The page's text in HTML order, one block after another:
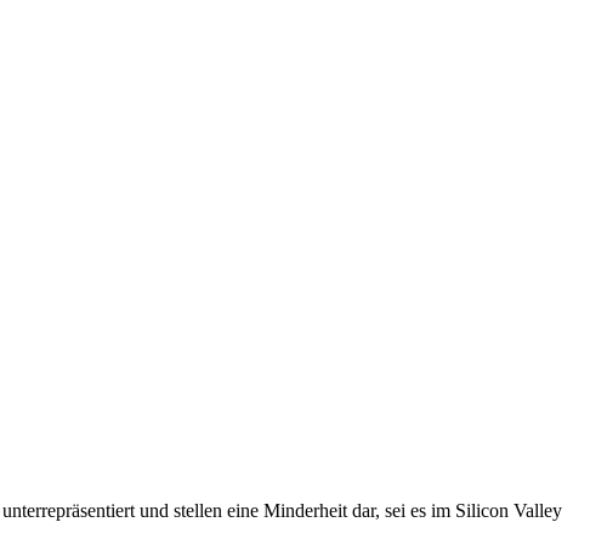
und stellen eine Minderheit dar, sei es im Silicon Valley